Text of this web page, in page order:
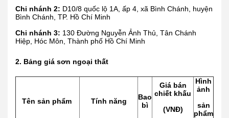
Chi nhánh 2: D10/8 quốc lộ 1A, ấp 4, xã Bình Chánh, huyện
Bình Chánh, TP. Hồ Chí Minh
Chi nhánh 3: 130 Đường Nguyễn Ảnh Thủ, Tân Chánh
Hiệp, Hóc Môn, Thành phố Hồ Chí Minh
2. Bảng giá sơn ngoại thất
Tên sản phẩm Tính năng
Bao
bì
Giá bán
chiết khấu
(VNĐ)
Hình
ảnh
sản
phẩm